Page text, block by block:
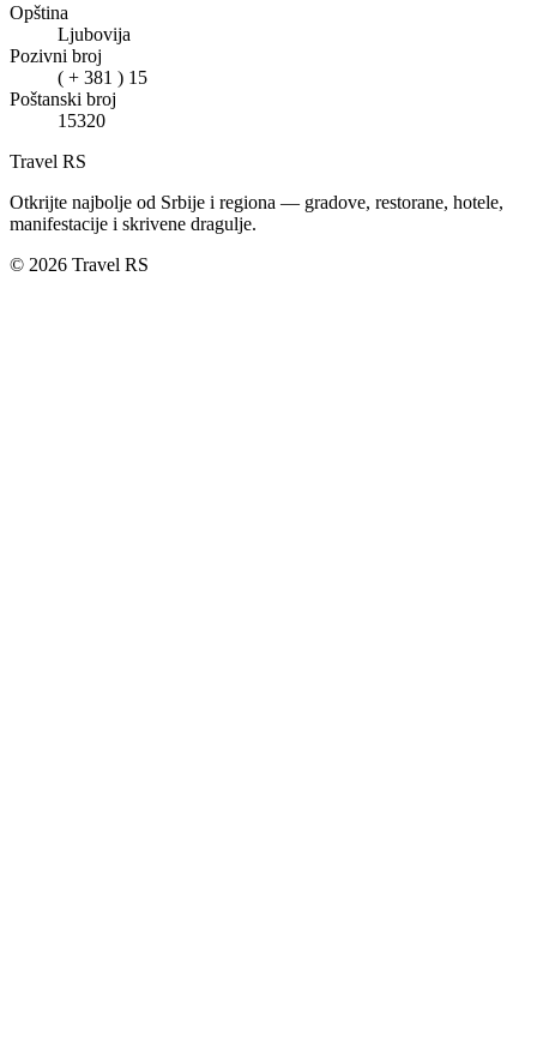
Opština
Ljubovija
Pozivni broj
( + 381 ) 15
Poštanski broj
15320
Travel RS
Otkrijte najbolje od Srbije i regiona — gradove, restorane, hotele,
manifestacije i skrivene dragulje.
© 2026 Travel RS